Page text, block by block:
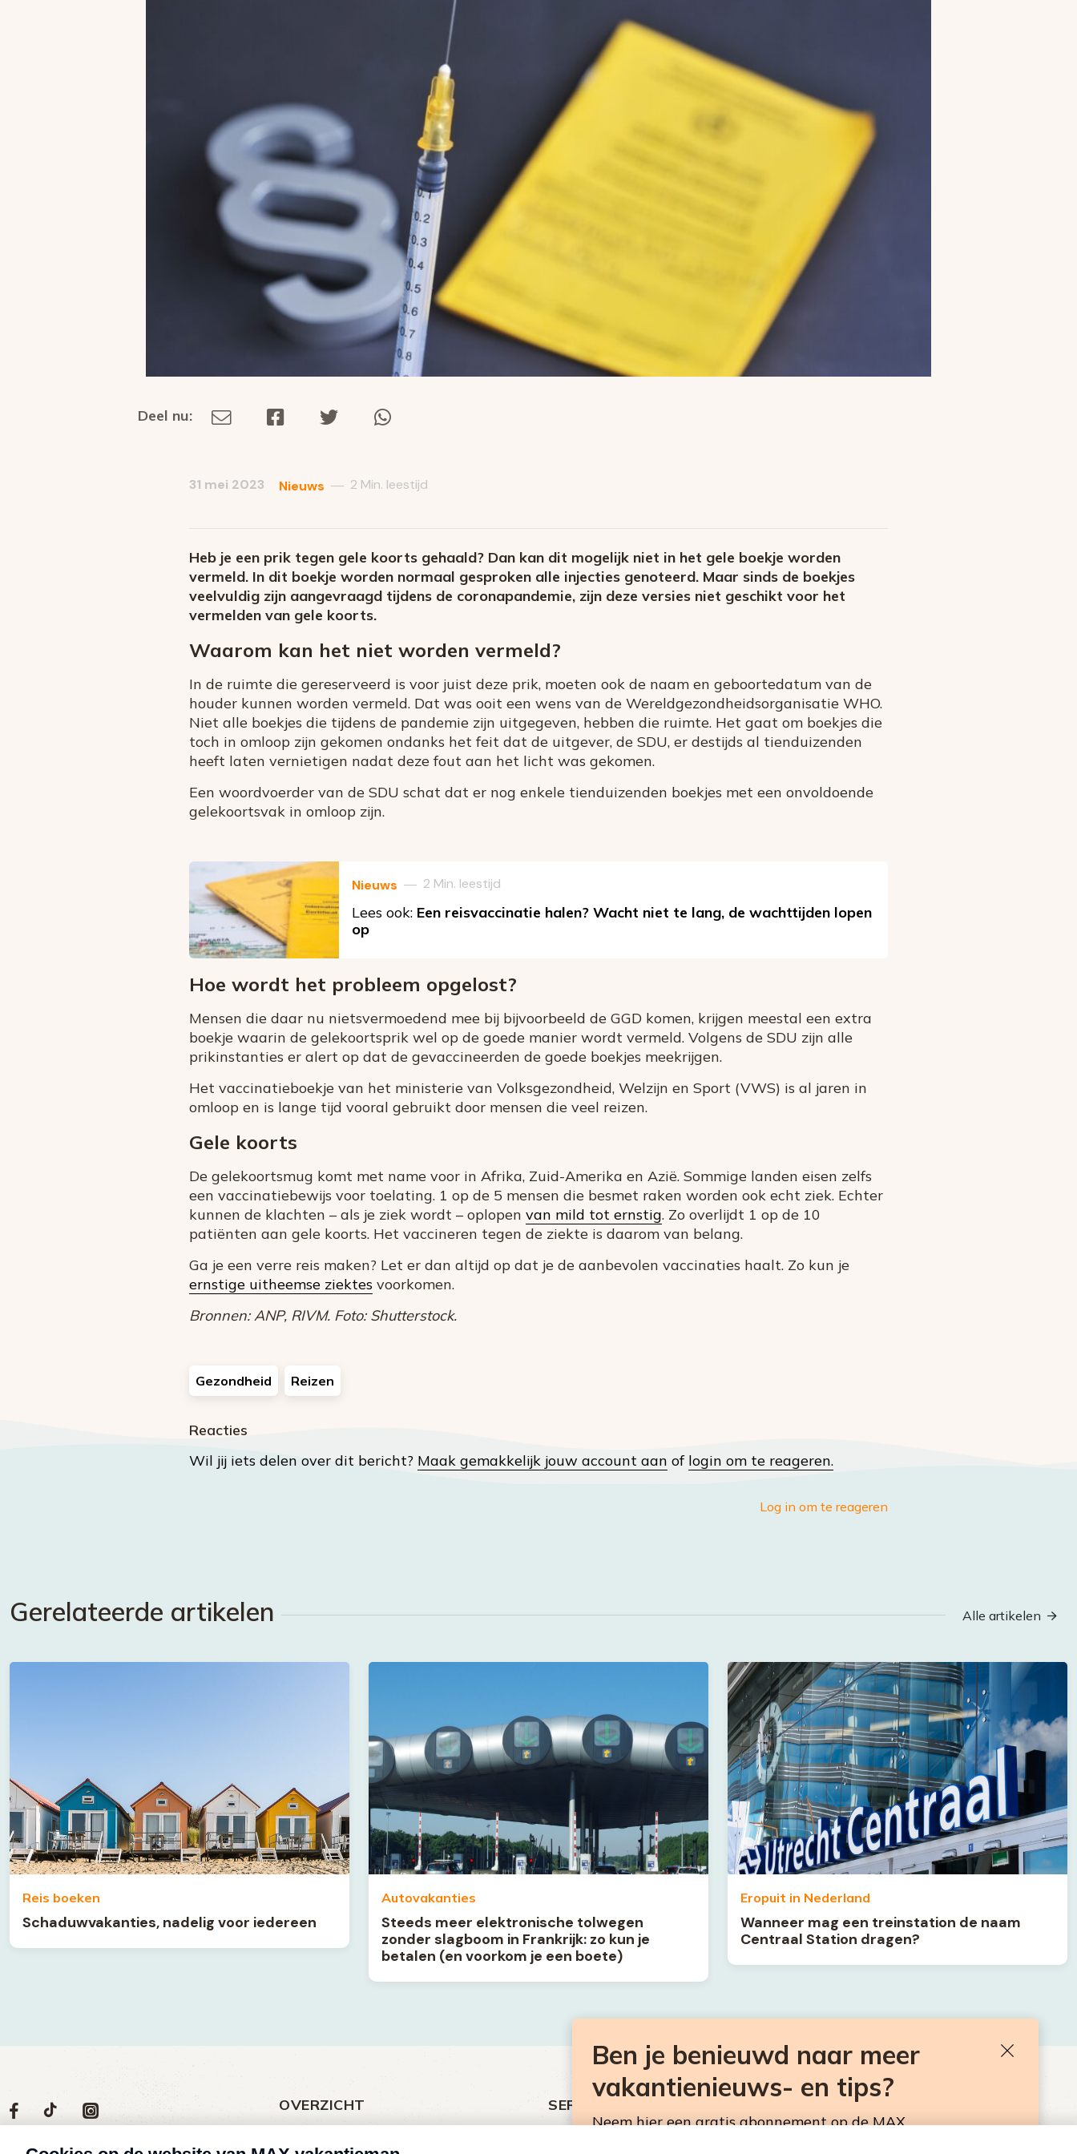
Deel
Deel nu:
mail
31 mei 2023 Nieuws — 2 Min. leestijd
Heb je een prik tegen gele koorts gehaald? Dan kan dit mogelijk niet in het gele boekje worden
vermeld. In dit boekje worden normaal gesproken alle injecties genoteerd. Maar sinds de boekjes
veelvuldig zijn aangevraagd tijdens de coronapandemie, zijn deze versies niet geschikt voor het
vermelden van gele koorts.
Waarom kan het niet worden vermeld?
In de ruimte die gereserveerd is voor juist deze prik, moeten ook de naam en geboortedatum van de
houder kunnen worden vermeld. Dat was ooit een wens van de Wereldgezondheidsorganisatie WHO.
Niet alle boekjes die tijdens de pandemie zijn uitgegeven, hebben die ruimte. Het gaat om boekjes die
toch in omloop zijn gekomen ondanks het feit dat de uitgever, de SDU, er destijds al tienduizenden
heeft laten vernietigen nadat deze fout aan het licht was gekomen.
Een woordvoerder van de SDU schat dat er nog enkele tienduizenden boekjes met een onvoldoende
gelekoortsvak in omloop zijn.
Nieuws — 2 Min. leestijd
Lees ook: Een reisvaccinatie halen? Wacht niet te lang, de wachttijden lopen
op
Hoe wordt het probleem opgelost?
Mensen die daar nu nietsvermoedend mee bij bijvoorbeeld de GGD komen, krijgen meestal een extra
boekje waarin de gelekoortsprik wel op de goede manier wordt vermeld. Volgens de SDU zijn alle
prikinstanties er alert op dat de gevaccineerden de goede boekjes meekrijgen.
Het vaccinatieboekje van het ministerie van Volksgezondheid, Welzijn en Sport (VWS) is al jaren in
omloop en is lange tijd vooral gebruikt door mensen die veel reizen.
Gele koorts
De gelekoortsmug komt met name voor in Afrika, Zuid-Amerika en Azië. Sommige landen eisen zelfs
een vaccinatiebewijs voor toelating. 1 op de 5 mensen die besmet raken worden ook echt ziek. Echter
kunnen de klachten – als je ziek wordt – oplopen van mild tot ernstig. Zo overlijdt 1 op de 10
patiënten aan gele koorts. Het vaccineren tegen de ziekte is daarom van belang.
Ga je een verre reis maken? Let er dan altijd op dat je de aanbevolen vaccinaties haalt. Zo kun je
ernstige uitheemse ziektes voorkomen.
Bronnen: ANP, RIVM. Foto: Shutterstock.
Gezondheid Reizen
Reacties
Wil jij iets delen over dit bericht? Maak gemakkelijk jouw account aan of login om te reageren.
Log in om te reageren
Gerelateerde artikelen Alle artikelen
Reis boeken
Schaduwvakanties, nadelig voor iedereen
Autovakanties
Steeds meer elektronische tolwegen
zonder slagboom in Frankrijk: zo kun je
betalen (en voorkom je een boete)
Eropuit in Nederland
Wanneer mag een treinstation de naam
Centraal Station dragen?
Volg
ons
Social
media
Volg
Volg
Volg
OVERZICHT SERVICE BEN JE BENIEUWD NAAR MEER
VAKANTIENIEUWS- EN TIPS?
Ben je benieuwd naar meer
vakantienieuws- en tips?
Neem hier een gratis abonnement op de MAX